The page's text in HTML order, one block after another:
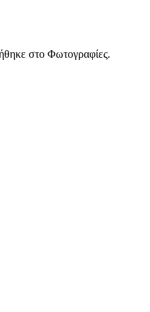
στο Φωτογραφίες.